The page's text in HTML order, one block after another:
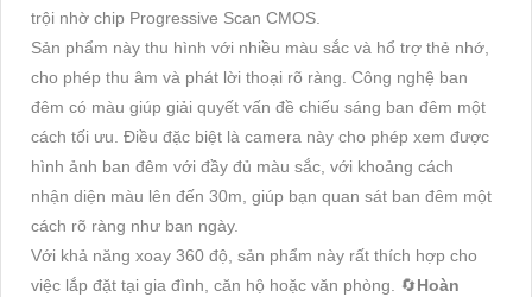
trội nhờ chip Progressive Scan CMOS.
Sản phẩm này thu hình với nhiều màu sắc và hổ trợ thẻ nhớ,
cho phép thu âm và phát lời thoại rõ ràng. Công nghệ ban
đêm có màu giúp giải quyết vấn đề chiếu sáng ban đêm một
cách tối ưu. Điều đặc biệt là camera này cho phép xem được
hình ảnh ban đêm với đầy đủ màu sắc, với khoảng cách
nhận diện màu lên đến 30m, giúp bạn quan sát ban đêm một
cách rõ ràng như ban ngày.
Với khả năng xoay 360 độ, sản phẩm này rất thích hợp cho
việc lắp đặt tại gia đình, căn hộ hoặc văn phòng. 🔄Hoàn